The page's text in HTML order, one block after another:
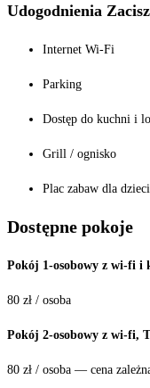
Udogodnienia
Internet Wi-Fi
Parking
Dostęp do kuchni i
Grill / ognisko
Plac zabaw dla dzieci
Dostępne pokoje
Pokój 1-osobowy z wi-fi i
80 zł / osoba
Pokój 2-osobowy z wi-fi,
80 zł / osoba — cena